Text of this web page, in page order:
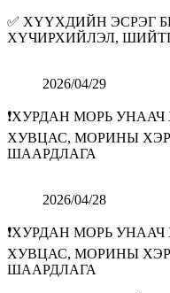
✅ ХҮҮХДИЙН ЭСРЭГ
ХҮЧИРХИЙЛЭЛ,
2026/04/29
❗️ХУРДАН МОРЬ
ХУВЦАС, МОРИНЫ
ШААРДЛАГА
2026/04/28
❗️ХУРДАН МОРЬ
ХУВЦАС, МОРИНЫ
ШААРДЛАГА